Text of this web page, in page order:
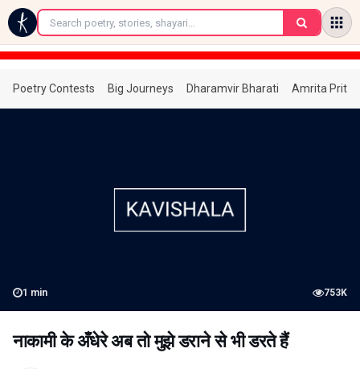
←
Poetry Contests Big Journeys Dharamvir Bharati Amrita
1 min 753K
नाकामी के अँधेरे अब तो मुझे डराने से भी डरते हैं